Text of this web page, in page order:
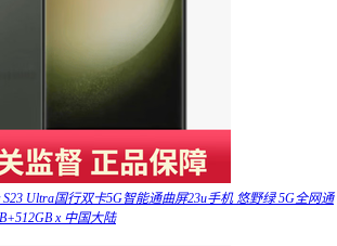
S23 Ultra国行双卡5G智能通曲屏23u手机 悠野绿 5G全网通
x 中国大陆